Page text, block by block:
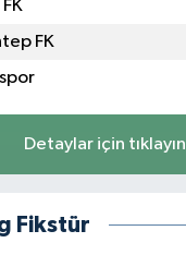
FK
Detaylar için tıklayın
Fikstür